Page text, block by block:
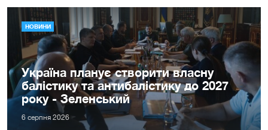
НОВИНИ
Україна планує створити власну
балістику та антибалістику до 2027
року - Зеленський
6 серпня 2026